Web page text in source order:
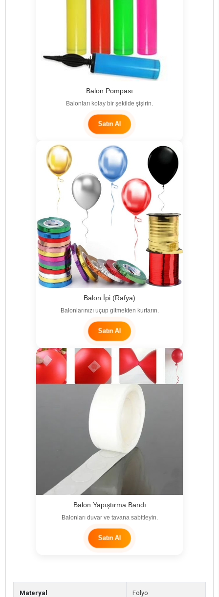
Balon Pompası
Balonları kolay bir şekilde şişirin.
Satın Al
Balon İpi (Rafya)
Balonlarınızı uçup gitmekten kurtarın.
Satın Al
Balon Yapıştırma Bandı
Balonları duvar ve tavana sabitleyin.
Satın Al
Materyal Folyo